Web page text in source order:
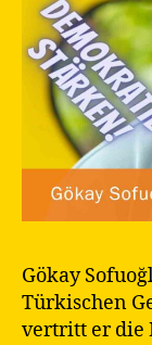
Gökay
Türkischen
vertritt er die